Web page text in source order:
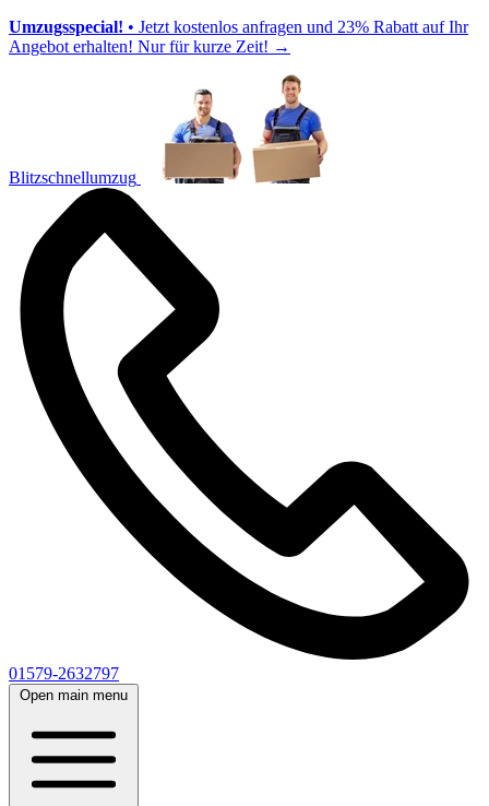
Umzugsspecial! • Jetzt kostenlos anfragen und 23% Rabatt auf Ihr
Angebot erhalten! Nur für kurze Zeit! →
Blitzschnellumzug
01579-2632797
Open main menu